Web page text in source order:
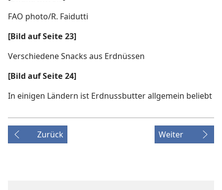
FAO photo/R. Faidutti
[Bild auf Seite 23]
Verschiedene Snacks aus Erdnüssen
[Bild auf Seite 24]
In einigen Ländern ist Erdnussbutter allgemein beliebt
Zurück Weiter